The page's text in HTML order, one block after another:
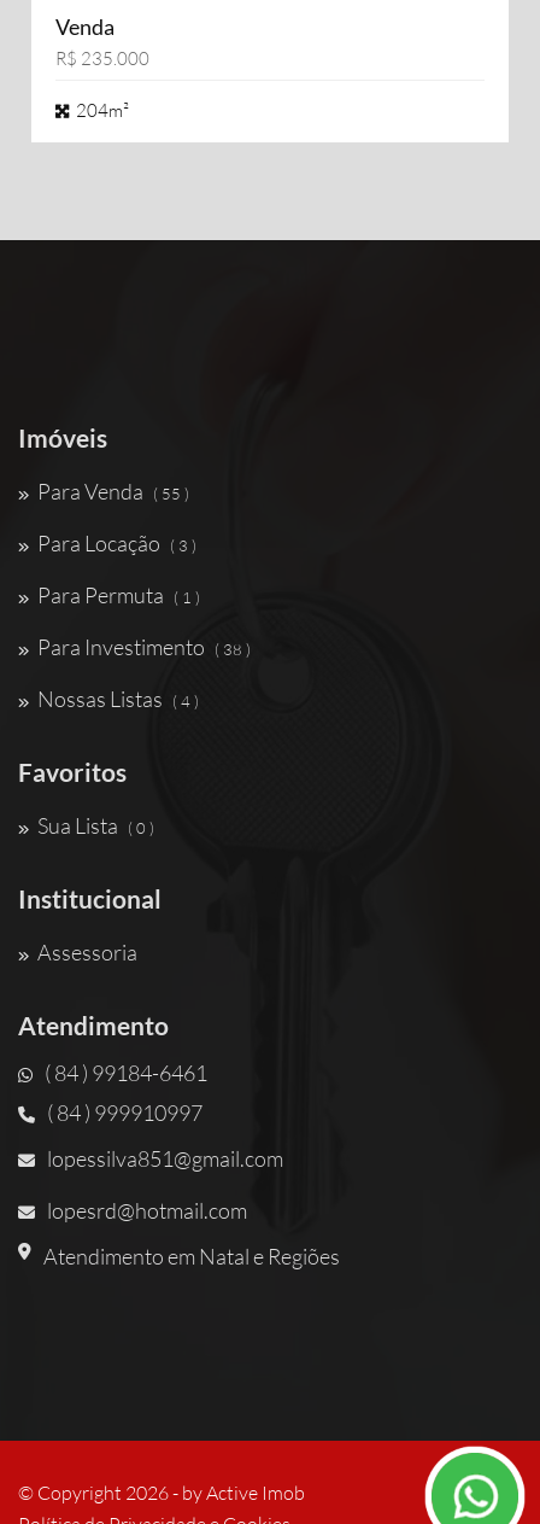
Venda
R$ 235.000
204m²
Imóveis
Para Venda ( 55 )
Para Locação ( 3 )
Para Permuta ( 1 )
Para Investimento ( 38 )
Nossas Listas ( 4 )
Favoritos
Sua Lista ( 0 )
Institucional
Assessoria
Atendimento
( 84 ) 99184-6461
( 84 ) 999910997
lopessilva851@gmail.com
lopesrd@hotmail.com
Atendimento em Natal e Regiões
© Copyright 2026 - byActive Imob